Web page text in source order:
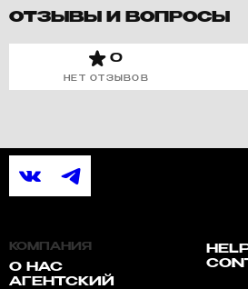
ОТЗЫВЫ И ВОПРОСЫ
0
НЕТ ОТЗЫВОВ
КОМПАНИЯ
О НАС
АГЕНТСКИЙ